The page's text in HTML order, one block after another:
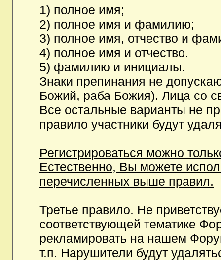
1) полное имя;
2) полное имя и фамилию;
3) полное имя, отчество и
4) полное имя и отчество.
5) фамилию и инициалы.
Знаки препинания не
Божий, раба Божия). Лица со
Все остальные варианты не
правило участники будут
Регистрироваться можно
Естественно, Вы можете
перечисленных выше правил.
Третье правило. Не
соответствующей тематике
рекламировать на нашем
т.п. Нарушители будут